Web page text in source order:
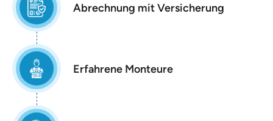
Abrechnung mit Versicherung
Erfahrene Monteure